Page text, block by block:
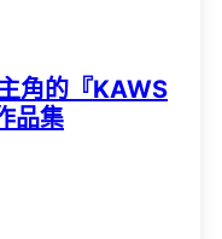
角的『KAWS
品集